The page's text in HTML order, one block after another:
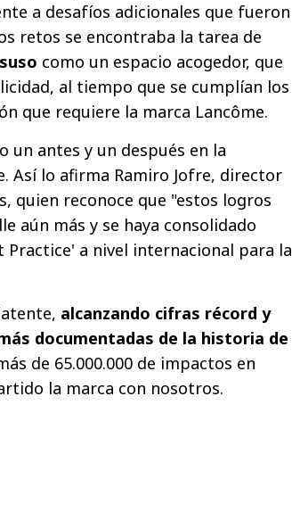
a desafíos adicionales que fueron
retos se encontraba la tarea de
como un espacio acogedor, que
al tiempo que se cumplían los
que requiere la marca Lancôme.
un antes y un después en la
Así lo afirma Ramiro Jofre, director
quien reconoce que "estos logros
aún más y se haya consolidado
a nivel internacional para la
alcanzando cifras récord y
documentadas de la historia de
de 65.000.000 de impactos en
la marca con nosotros.